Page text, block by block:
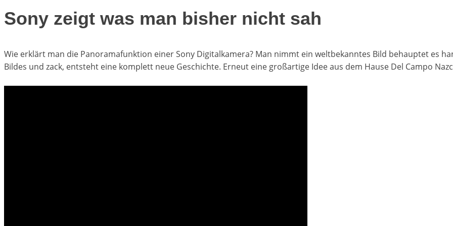
Sony zeigt was man bisher nicht sah
Wie erklärt man die Panoramafunktion einer Sony Digitalkamera? Man nimmt ein weltbekanntes Bild behauptet es
Bildes und zack, entsteht eine komplett neue Geschichte. Erneut eine großartige Idee aus dem Hause Del Campo